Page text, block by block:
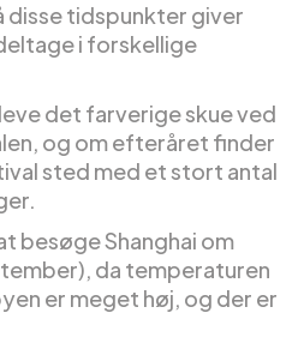
disse tidspunkter giver
i forskellige
det farverige skue ved
og om efteråret finder
sted med et stort antal
besøge Shanghai om
da temperaturen
er meget høj, og der er